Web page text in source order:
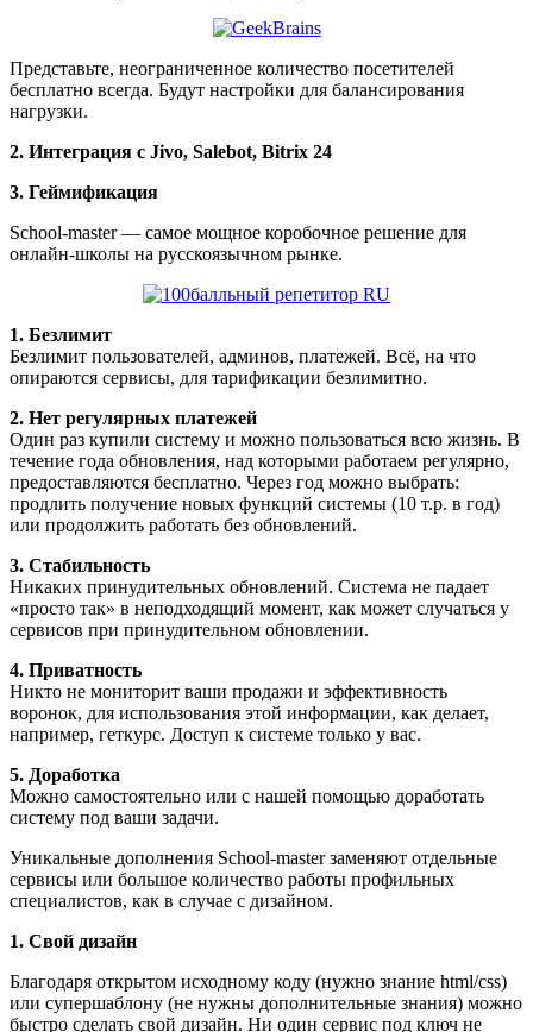
Представьте, неограниченное количество посетителей
бесплатно всегда. Будут настройки для балансирования
нагрузки.
2. Интеграция с Jivo, Salebot, Bitrix 24
3. Геймификация
School-master — самое мощное коробочное решение для
онлайн-школы на русскоязычном рынке.
1. Безлимит
Безлимит пользователей, админов, платежей. Всё, на что
опираются сервисы, для тарификации безлимитно.
2. Нет регулярных платежей
Один раз купили систему и можно пользоваться всю жизнь. В
течение года обновления, над которыми работаем регулярно,
предоставляются бесплатно. Через год можно выбрать:
продлить получение новых функций системы (10 т.р. в год)
или продолжить работать без обновлений.
3. Стабильность
Никаких принудительных обновлений. Система не падает
«просто так» в неподходящий момент, как может случаться у
сервисов при принудительном обновлении.
4. Приватность
Никто не мониторит ваши продажи и эффективность
воронок, для использования этой информации, как делает,
например, геткурс. Доступ к системе только у вас.
5. Доработка
Можно самостоятельно или с нашей помощью доработать
систему под ваши задачи.
Уникальные дополнения School-master заменяют отдельные
сервисы или большое количество работы профильных
специалистов, как в случае с дизайном.
1. Свой дизайн
Благодаря открытом исходному коду (нужно знание html/css)
или супершаблону (не нужны дополнительные знания) можно
быстро сделать свой дизайн. Ни один сервис под ключ не